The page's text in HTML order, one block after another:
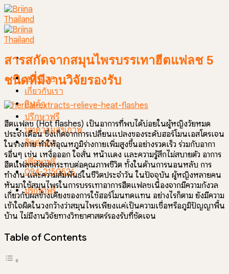
Skip
to
content
หน้าแรก
เกี่ยวกับเรา
สินค้า
ปรึกษาฟรี
บทความสุขภาพ
ติดต่อเรา
ปรึกษาฟรี
094-2150526
ปรึกษาฟรี
สารสกัดจากสมุนไพรบรรเทาฮีตแฟลช 5
ชนิดที่มีงานวิจัยรองรับ
ฮีตแฟลช (Hot flashes) เป็นอาการที่พบได้บ่อยในผู้หญิงวัยหมด
ประจำเดือน ซึ่งเกิดจากการเปลี่ยนแปลงของระดับฮอร์โมนเอสโตรเจน
ในร่างกาย ทำให้อุณหภูมิร่างกายเพิ่มสูงขึ้นอย่างรวดเร็ว ร่วมกับอากา
รอื่นๆ เช่น เหงื่อออก ใจสั่น หน้าแดง และความรู้สึกไม่สบายตัว อาการ
ฮีตแฟลชส่งผลกระทบต่อคุณภาพชีวิต ทั้งในด้านการนอนหลับ การ
ทำงาน และความสัมพันธ์ในชีวิตประจำวันในปัจจุบัน ผู้หญิงหลายคน
หันมาใช้สมุนไพรในการบรรเทาอาการฮีตแฟลชเนื่องจากมีความกังวล
เกี่ยวกับผลข้างเคียงของการใช้ฮอร์โมนทดแทน อย่างไรก็ตาม ยังมีความ
เข้าใจผิดในวงกว้างว่าสมุนไพรเพียงแค่เป็นความเชื่อหรือภูมิปัญญาพื้น
บ้าน ไม่มีงานวิจัยทางวิทยาศาสตร์รองรับที่ชัดเจน
Table of Contents